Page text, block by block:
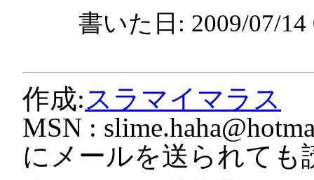
書いた日: 2009/07/
作成:スラマイマラス
MSN :
にメールを送られても